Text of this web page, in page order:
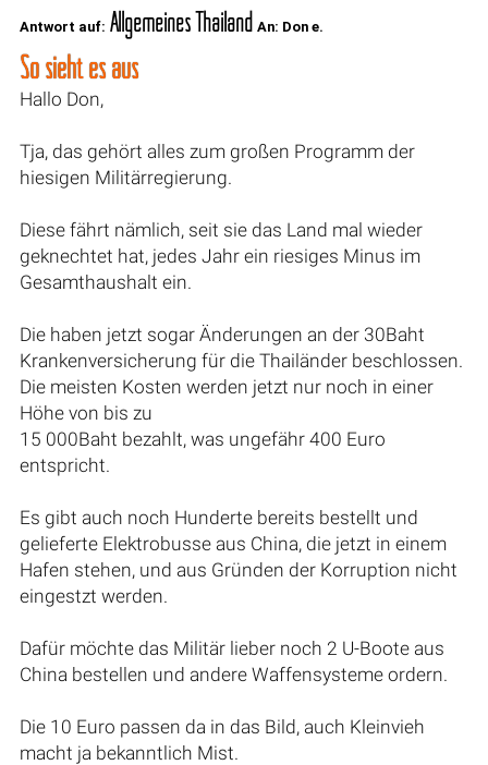
Antwort auf: Allgemeines Thailand An: Don e.
So sieht es aus
Hallo Don,
Tja, das gehört alles zum großen Programm der
hiesigen Militärregierung.
Diese fährt nämlich, seit sie das Land mal wieder
geknechtet hat, jedes Jahr ein riesiges Minus im
Gesamthaushalt ein.
Die haben jetzt sogar Änderungen an der 30Baht
Krankenversicherung für die Thailänder beschlossen.
Die meisten Kosten werden jetzt nur noch in einer
Höhe von bis zu
15 000Baht bezahlt, was ungefähr 400 Euro
entspricht.
Es gibt auch noch Hunderte bereits bestellt und
gelieferte Elektrobusse aus China, die jetzt in einem
Hafen stehen, und aus Gründen der Korruption nicht
eingestzt werden.
Dafür möchte das Militär lieber noch 2 U-Boote aus
China bestellen und andere Waffensysteme ordern.
Die 10 Euro passen da in das Bild, auch Kleinvieh
macht ja bekanntlich Mist.